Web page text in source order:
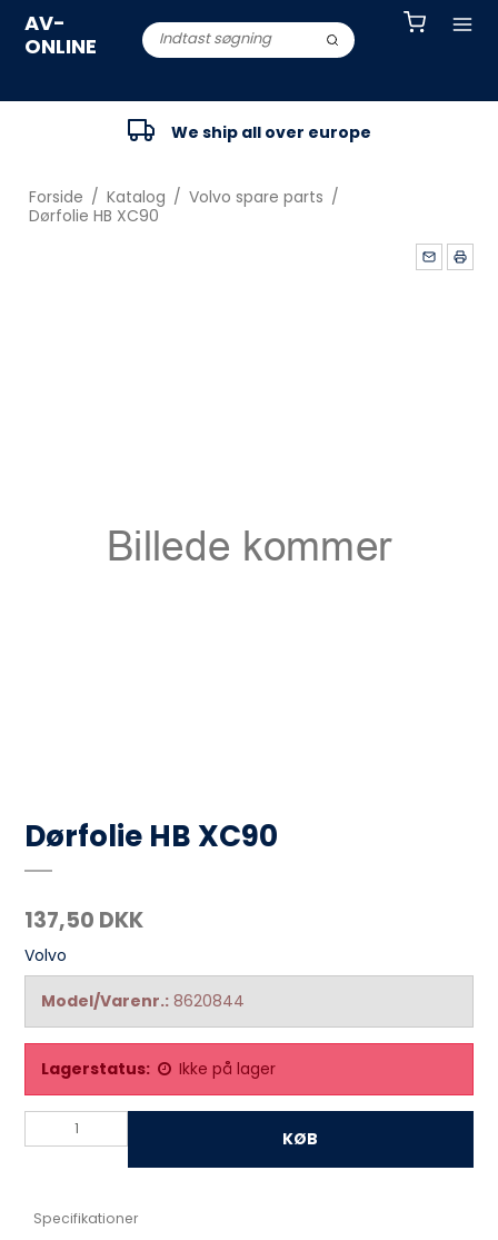
AV-
ONLINE
We ship all over europe
Forside / Katalog / Volvo spare parts /
Dørfolie HB XC90
Dørfolie HB XC90
137,50 DKK
Volvo
Model/Varenr.: 8620844
Lagerstatus: Ikke på lager
KØB
Specifikationer